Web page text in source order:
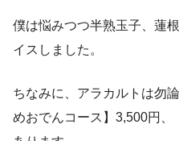
僕は悩みつつ半熟玉子、蓮
イスしました。
ちなみに、アラカルトは勿
めおでんコース】3,500円、